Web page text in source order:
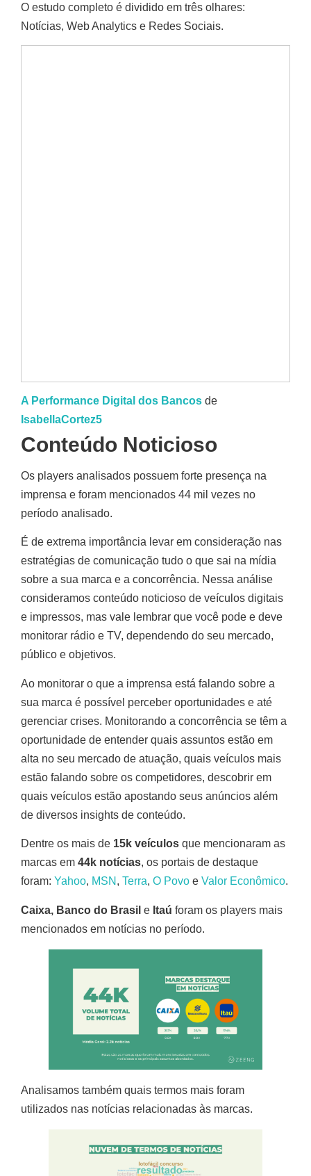
O estudo completo é dividido em três olhares:
Notícias, Web Analytics e Redes Sociais.
A Performance Digital dos Bancos de
IsabellaCortez5
Conteúdo Noticioso
Os players analisados possuem forte presença na
imprensa e foram mencionados 44 mil vezes no
período analisado.
É de extrema importância levar em consideração nas
estratégias de comunicação tudo o que sai na mídia
sobre a sua marca e a concorrência. Nessa análise
consideramos conteúdo noticioso de veículos digitais
e impressos, mas vale lembrar que você pode e deve
monitorar rádio e TV, dependendo do seu mercado,
público e objetivos.
Ao monitorar o que a imprensa está falando sobre a
sua marca é possível perceber oportunidades e até
gerenciar crises. Monitorando a concorrência se têm a
oportunidade de entender quais assuntos estão em
alta no seu mercado de atuação, quais veículos mais
estão falando sobre os competidores, descobrir em
quais veículos estão apostando seus anúncios além
de diversos insights de conteúdo.
Dentre os mais de 15k veículos que mencionaram as
marcas em 44k notícias, os portais de destaque
foram: Yahoo, MSN , Terra, O Povo e Valor Econômico.
Caixa, Banco do Brasil e Itaú foram os players mais
mencionados em notícias no período.
Analisamos também quais termos mais foram
utilizados nas notícias relacionadas às marcas.